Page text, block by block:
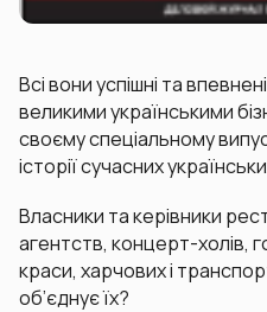
Всі вони успішні та
великими українськими
своєму спеціальному
історії сучасних
Власники та керівники
агентств, концерт-холів,
краси, харчових і
об’єднує їх?